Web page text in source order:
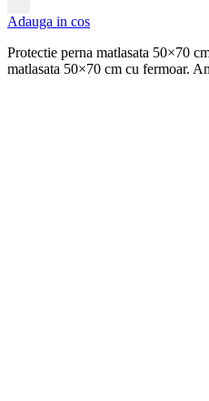
Adauga in cos
Protectie perna matlasata 50×70
matlasata 50×70 cm cu fermoar.